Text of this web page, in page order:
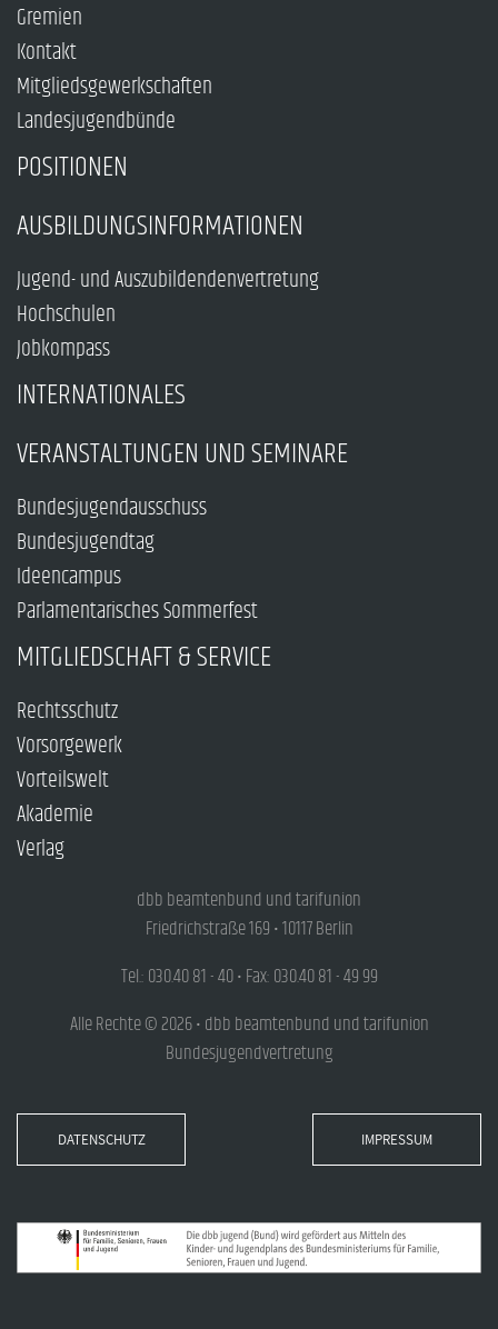
Gremien
Kontakt
Mitgliedsgewerkschaften
Landesjugendbünde
POSITIONEN
AUSBILDUNGSINFORMATIONEN
Jugend- und Auszubildendenvertretung
Hochschulen
Jobkompass
INTERNATIONALES
VERANSTALTUNGEN UND SEMINARE
Bundesjugendausschuss
Bundesjugendtag
Ideencampus
Parlamentarisches Sommerfest
MITGLIEDSCHAFT & SERVICE
Rechtsschutz
Vorsorgewerk
Vorteilswelt
Akademie
Verlag
dbb beamtenbund und tarifunion
Friedrichstraße 169 • 10117 Berlin
Tel.: 030.40 81 - 40 • Fax: 030.40 81 - 49 99
Alle Rechte © 2026 • dbb beamtenbund und tarifunion
Bundesjugendvertretung
DATENSCHUTZ IMPRESSUM